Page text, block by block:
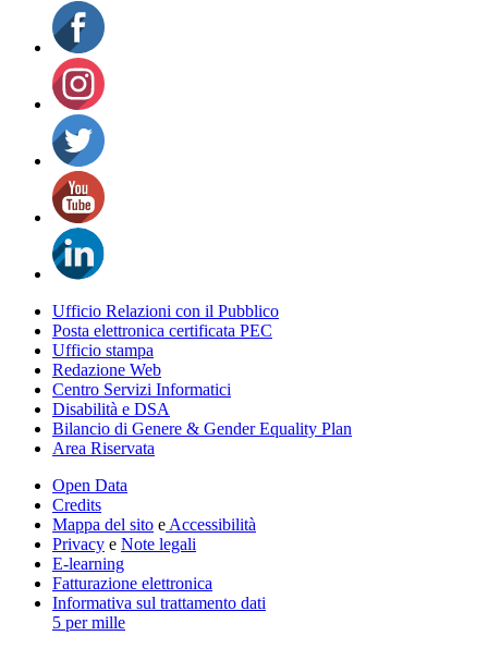
Ufficio Relazioni con il Pubblico
Posta elettronica certificata PEC
Ufficio stampa
Redazione Web
Centro Servizi Informatici
Disabilità e DSA
Bilancio di Genere & Gender Equality Plan
Area Riservata
Open Data
Credits
Mappa del sito e Accessibilità
Privacy e Note legali
E-learning
Fatturazione elettronica
Informativa sul trattamento dati
5 per mille